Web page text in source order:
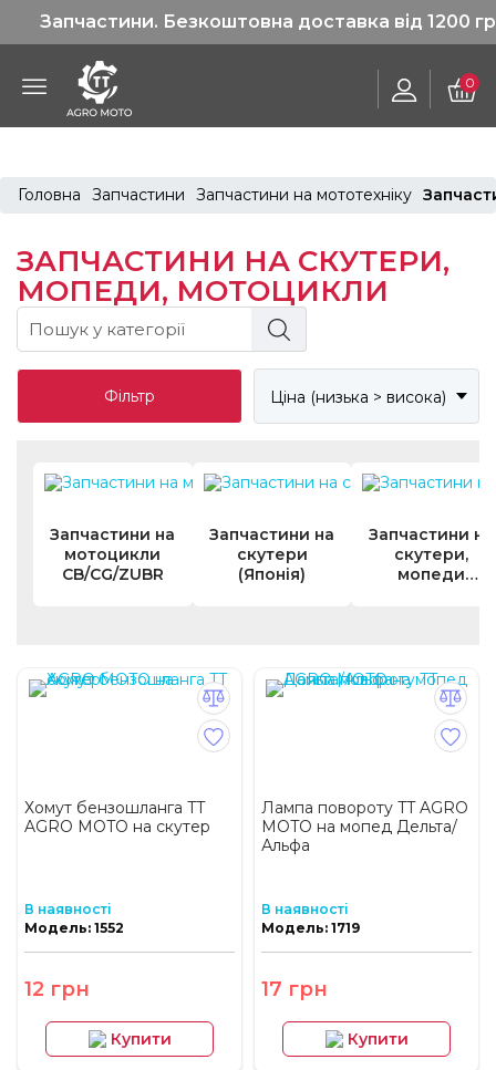
Запчастини. Безкоштовна доставка від 1200 грн!
0
Головна Запчастини Запчастини на мототехніку
ЗАПЧАСТИНИ НА СКУТЕРИ,
МОПЕДИ, МОТОЦИКЛИ
Фільтр Ціна (низька > висока)
Запчастини на
мотоцикли
CB/CG/ZUBR
Запчастини на
скутери
(Японія)
Запчастини на
скутери,
мопеди
Хомут бензошланга TT
AGRO MOTO на скутер
В наявності
Модель: 1552
12 грн
Купити
Лампа повороту TT AGRO
MOTO на мопед Дельта/
Альфа
В наявності
Модель: 1719
17 грн
Купити